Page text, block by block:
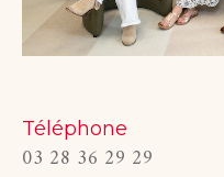
Téléphone
03 28 36 29 29